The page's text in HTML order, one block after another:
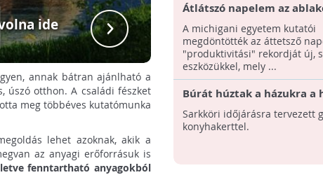
ide
annak bátran ajánlható a
úszó otthon. A családi fészket
meg többéves kutatómunka
lehet azoknak, akik a
az anyagi erőforrásuk is
fenntartható anyagokból
Átlátszó napelem az
helyén
A michigani egyetem kutatói
megdöntötték az áttetsző
"produktivitási" rekordját új,
eszközükkel, mely ...
Búrát húztak a házukra a
ellen: sarkköri időjárásra
gömbház, konyhakerttel
Sarkköri időjárásra tervezett
konyhakerttel.